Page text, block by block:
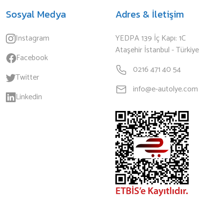
Sosyal Medya
Instagram
Facebook
Twitter
Linkedin
Adres & İletişim
YEDPA 139 İç Kapı: 1C
Ataşehir İstanbul - Türkiye
0216 471 40 54
info@e-autolye.com